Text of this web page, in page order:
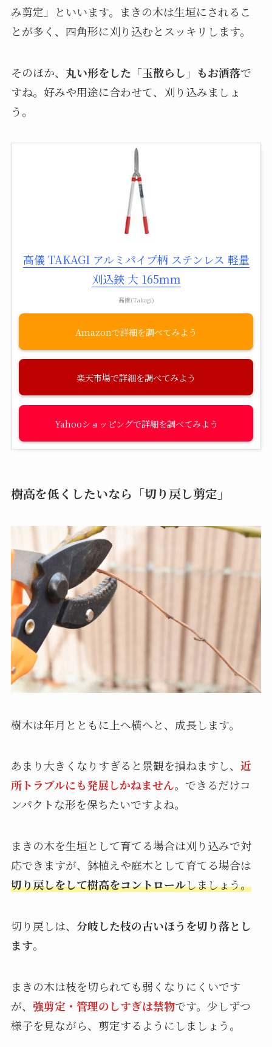
み剪定」といいます。まきの木は生垣にされるこ
とが多く、四角形に刈り込むとスッキリします。
そのほか、 丸い形をした「玉散らし」もお洒落で
すね。好みや用途に合わせて、刈り込みましょ
う。
高儀 TAKAGI アルミパイプ柄 ステンレス 軽量
刈込鋏 大 165mm
髙儀(Takagi)
Amazon
楽天市場
Yahooショッピング
樹高を低くしたいなら「切り戻し剪定」
樹木は年月とともに上へ横へと、成長します。
あまり大きくなりすぎると景観を損ねますし、 近
所トラブルにも発展しかねません。できるだけコ
ンパクトな形を保ちたいですよね。
まきの木を生垣として育てる場合は刈り込みで対
応できますが、鉢植えや庭木として育てる場合は
切り戻しをして樹高をコントロールしましょう。
切り戻しは、 分岐した枝の古いほうを切り落とし
ます。
まきの木は枝を切られても弱くなりにくいです
が、 強剪定・管理のしすぎは禁物です。少しずつ
様子を見ながら、剪定するようにしましょう。